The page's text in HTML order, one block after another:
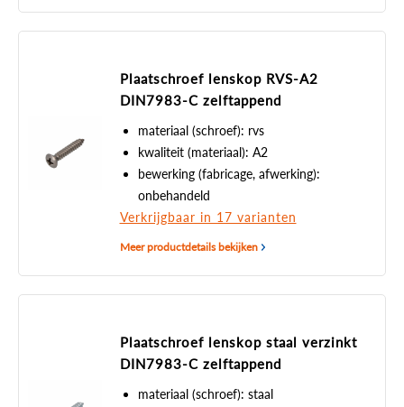
Plaatschroef lenskop RVS-A2
DIN7983-C zelftappend
materiaal (schroef): rvs
kwaliteit (materiaal): A2
bewerking (fabricage, afwerking):
onbehandeld
Verkrijgbaar in 17 varianten
Meer productdetails bekijken
Plaatschroef lenskop staal verzinkt
DIN7983-C zelftappend
materiaal (schroef): staal